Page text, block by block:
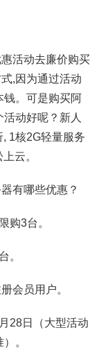
活动去廉价购买
,因为通过活动
钱。可是购买阿
动好呢？新人
1核2G轻量服务
云。
有哪些优惠？
购3台。
。
会员用户。
28日（大型活动
。